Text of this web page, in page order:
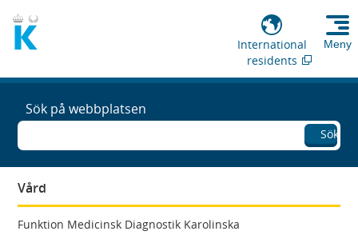
International
residents
Meny
Sök på webbplatsen
Sök
Vård
Funktion Medicinsk Diagnostik Karolinska